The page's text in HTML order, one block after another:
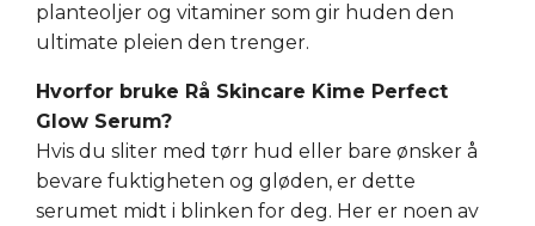
planteoljer og vitaminer som gir huden den
ultimate pleien den trenger.
Hvorfor bruke Rå Skincare Kime Perfect
Glow Serum?
Hvis du sliter med tørr hud eller bare ønsker å
bevare fuktigheten og gløden, er dette
serumet midt i blinken for deg. Her er noen av